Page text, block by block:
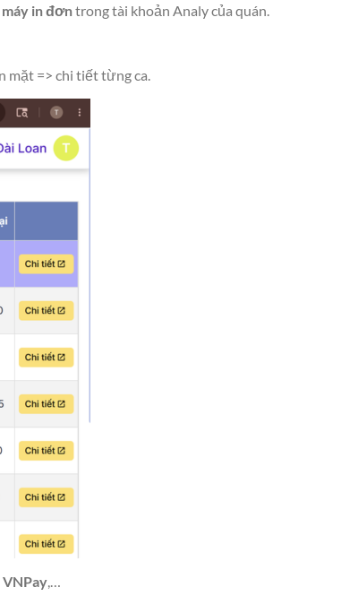
in đơntrong tài khoản Analy của quán.
mặt => chi tiết từng ca.
,…